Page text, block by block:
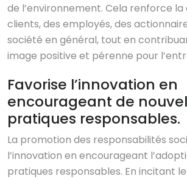
de l’environnement. Cela renforce
clients, des employés, des
société en général, tout en
image positive et pérenne pour
Favorise l’innovation en
encourageant de
pratiques responsables.
La promotion des responsabilités
l’innovation en encourageant
pratiques responsables. En incitant